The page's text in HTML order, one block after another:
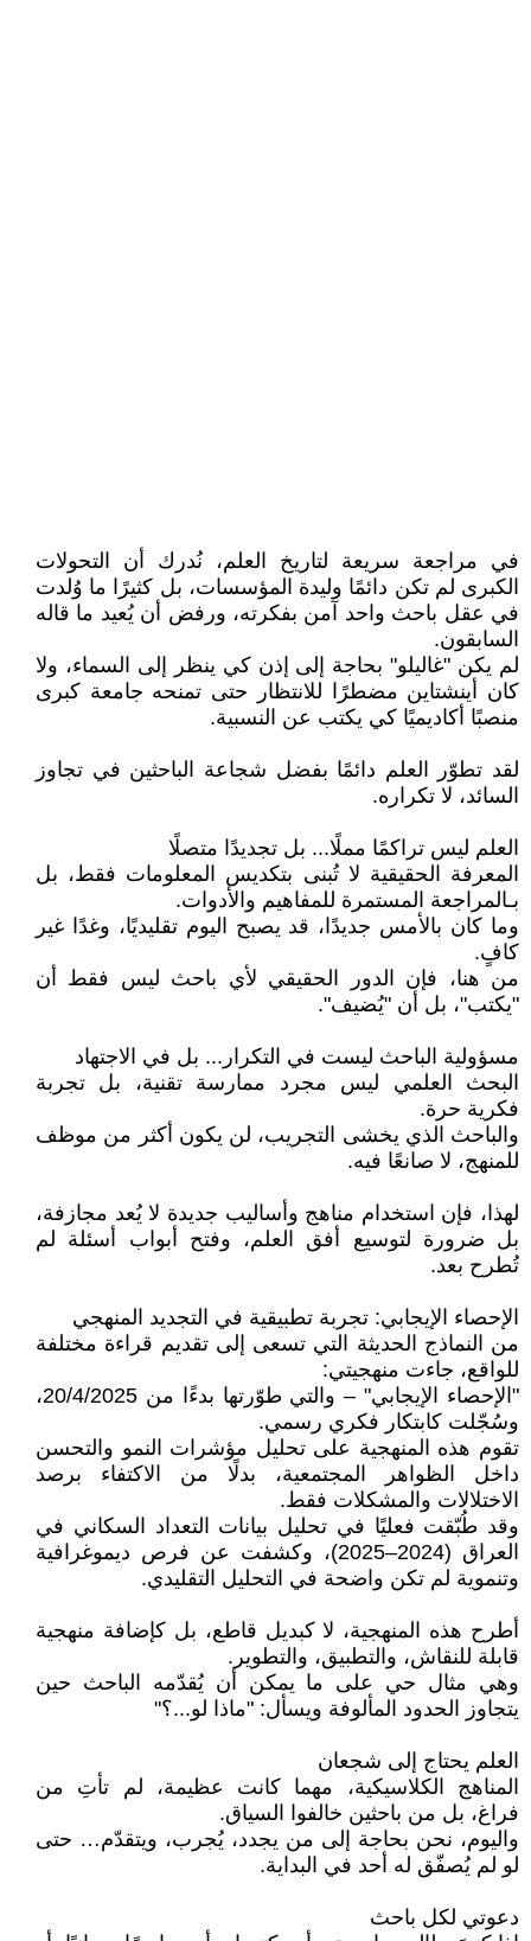
في مراجعة سريعة لتاريخ العلم، نُدرك أن التحولات
الكبرى لم تكن دائمًا وليدة المؤسسات، بل كثيرًا ما وُلدت
في عقل باحث واحد آمن بفكرته، ورفض أن يُعيد ما قاله
السابقون.
لم يكن "غاليلو" بحاجة إلى إذن كي ينظر إلى السماء، ولا
كان أينشتاين مضطرًا للانتظار حتى تمنحه جامعة كبرى
منصبًا أكاديميًا كي يكتب عن النسبية.
لقد تطوّر العلم دائمًا بفضل شجاعة الباحثين في تجاوز
السائد، لا تكراره.
العلم ليس تراكمًا مملًا... بل تجديدًا متصلًا
المعرفة الحقيقية لا تُبنى بتكديس المعلومات فقط، بل
بـالمراجعة المستمرة للمفاهيم والأدوات.
وما كان بالأمس جديدًا، قد يصبح اليوم تقليديًا، وغدًا غير
كافٍ.
من هنا، فإن الدور الحقيقي لأي باحث ليس فقط أن
"يكتب"، بل أن "يُضيف".
مسؤولية الباحث ليست في التكرار... بل في الاجتهاد
البحث العلمي ليس مجرد ممارسة تقنية، بل تجربة
فكرية حرة.
والباحث الذي يخشى التجريب، لن يكون أكثر من موظف
للمنهج، لا صانعًا فيه.
لهذا، فإن استخدام مناهج وأساليب جديدة لا يُعد مجازفة،
بل ضرورة لتوسيع أفق العلم، وفتح أبواب أسئلة لم
تُطرح بعد.
الإحصاء الإيجابي: تجربة تطبيقية في التجديد المنهجي
من النماذج الحديثة التي تسعى إلى تقديم قراءة مختلفة
للواقع، جاءت منهجيتي:
"الإحصاء الإيجابي" – والتي طوّرتها بدءًا من 20/4/2025،
وسُجّلت كابتكار فكري رسمي.
تقوم هذه المنهجية على تحليل مؤشرات النمو والتحسن
داخل الظواهر المجتمعية، بدلًا من الاكتفاء برصد
الاختلالات والمشكلات فقط.
وقد طُبّقت فعليًا في تحليل بيانات التعداد السكاني في
العراق (2024–2025)، وكشفت عن فرص ديموغرافية
وتنموية لم تكن واضحة في التحليل التقليدي.
أطرح هذه المنهجية، لا كبديل قاطع، بل كإضافة منهجية
قابلة للنقاش، والتطبيق، والتطوير.
وهي مثال حي على ما يمكن أن يُقدّمه الباحث حين
يتجاوز الحدود المألوفة ويسأل: "ماذا لو...؟"
العلم يحتاج إلى شجعان
المناهج الكلاسيكية، مهما كانت عظيمة، لم تأتِ من
فراغ، بل من باحثين خالفوا السياق.
واليوم، نحن بحاجة إلى من يجدد، يُجرب، ويتقدّم… حتى
لو لم يُصفّق له أحد في البداية.
دعوتي لكل باحث